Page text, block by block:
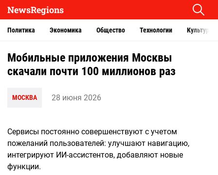
NewsRegions
Политика Экономика Общество Технологии Культура
Мобильные приложения Москвы
скачали почти 100 миллионов раз
МОСКВА 28 июня 2026
Сервисы постоянно совершенствуют с учетом
пожеланий пользователей: улучшают навигацию,
интегрируют ИИ-ассистентов, добавляют новые
функции.